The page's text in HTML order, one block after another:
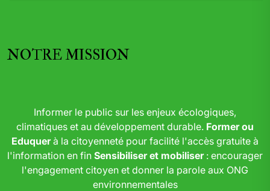
NOTRE MISSION
Informer le public sur les enjeux écologiques,
climatiques et au développement durable. Former ou
Eduquerà la citoyenneté pour facilité l'accès gratuite à
l'information en fin Sensibiliser et mobiliser: encourager
l'engagement citoyen et donner la parole aux ONG
environnementales